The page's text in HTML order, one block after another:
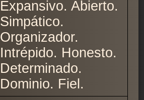
Expansivo. Abierto.
Simpático.
Organizador.
Intrépido. Honesto.
Determinado.
Dominio. Fiel.